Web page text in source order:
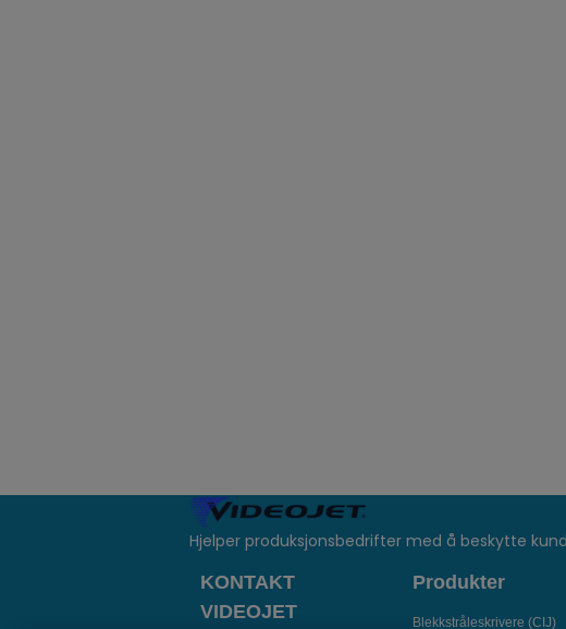
Hjelper produksjonsbedrifter med å beskytte
KONTAKT
VIDEOJET
Produkter
Blekkstråleskrivere (CIJ)